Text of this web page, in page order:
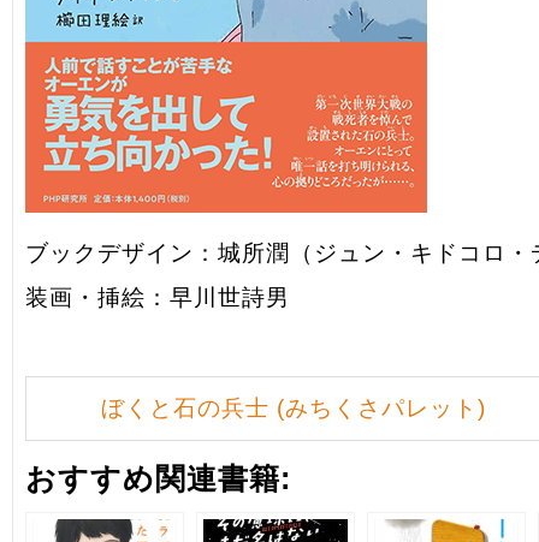
ブックデザイン：城所潤（ジュン・キドコロ・
装画・挿絵：早川世詩男
ぼくと石の兵士 (みちくさパレット)
おすすめ関連書籍: